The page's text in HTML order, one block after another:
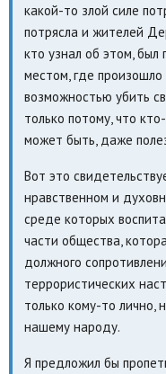
какой-то злой силе
потрясла и жителей
кто узнал об этом,
местом, где
возможностью убить
только потому, что
может быть, даже
Вот это
нравственном и
среде которых
части общества,
должного
террористических
только кому-то лично,
нашему народу.
Я предложил бы